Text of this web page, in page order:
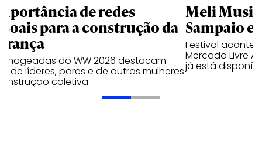
de redes
para a construção da
do WW 2026 destacam
de líderes, pares e de outras mulheres
coletiva
Meli
Sampaio e
Festival
Mercado Livre
já está